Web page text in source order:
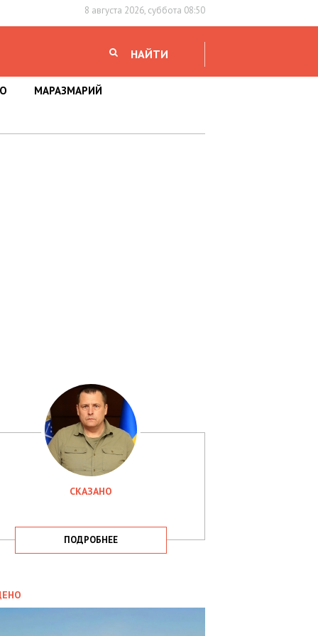
8 августа 2026, суббота 08:50
НАЙТИ
МАРАЗМАРИЙ
СКАЗАНО
ПОДРОБНЕЕ